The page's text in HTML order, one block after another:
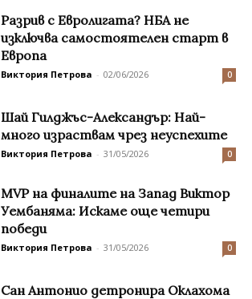
Разрив с Евролигата? НБА не
изключва самостоятелен старт в
Европа
Виктория Петрова - 02/06/2026 0
Шай Гилджъс-Александър: Най-
много израствам чрез неуспехите
Виктория Петрова - 31/05/2026 0
MVP на финалите на Запад Виктор
Уембаняма: Искаме още четири
победи
Виктория Петрова - 31/05/2026 0
Сан Антонио детронира Оклахома